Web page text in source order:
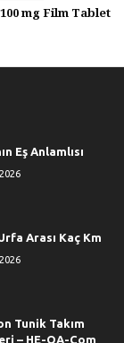
mg Film Tablet
Eş Anlamlısı
Arası Kaç Km
Tunik Takım
– HE-QA-Com